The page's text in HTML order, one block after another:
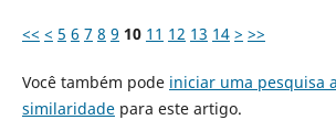
<< < 5 6 7 8 9 10 11 12 13 14 > >>
Você também pode iniciar uma pesquisa
similaridadepara este artigo.